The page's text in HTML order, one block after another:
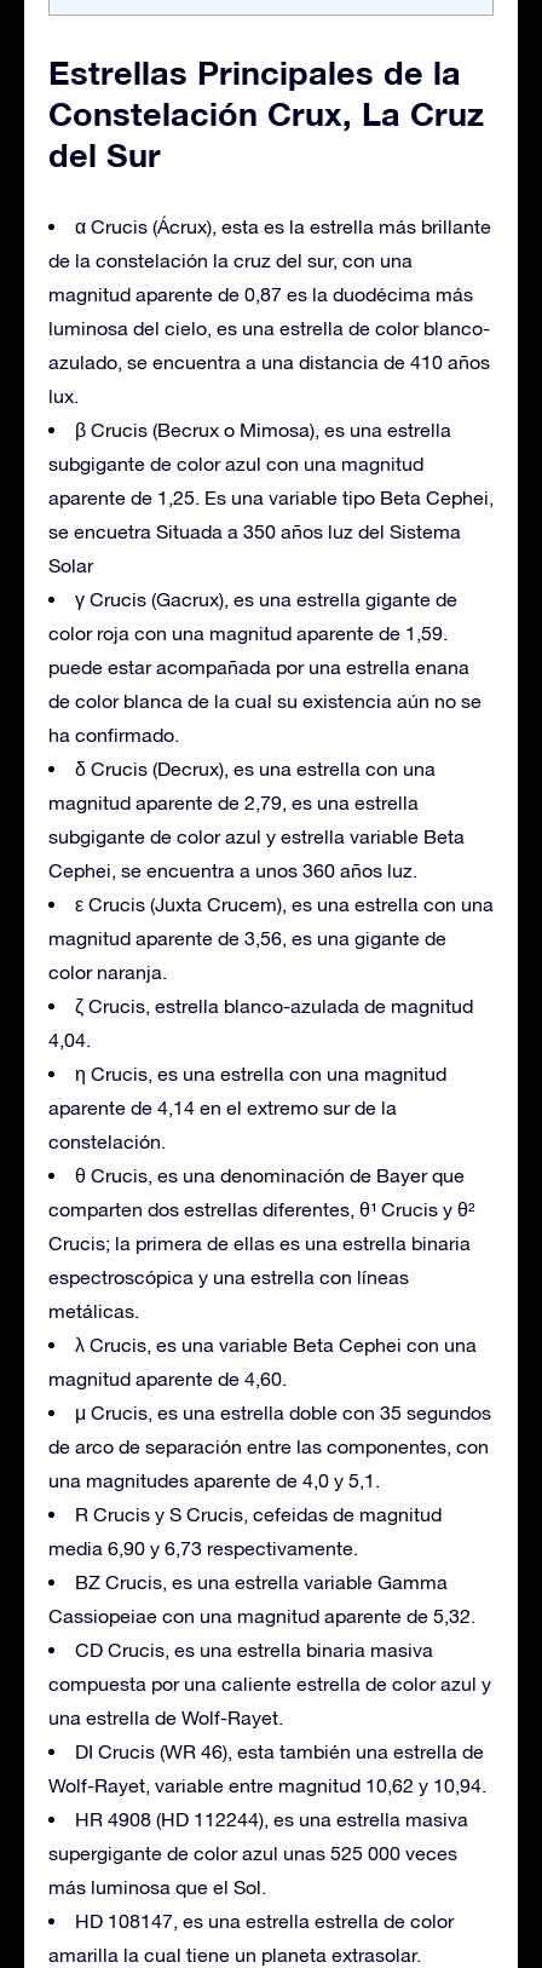
Estrellas Principales de la
Constelación Crux, La Cruz
del Sur
α Crucis (Ácrux), esta es la estrella más brillante
de la constelación la cruz del sur, con una
magnitud aparente de 0,87 es la duodécima más
luminosa del cielo, es una estrella de color blanco-
azulado, se encuentra a una distancia de 410 años
lux.
β Crucis (Becrux o Mimosa), es una estrella
subgigante de color azul con una magnitud
aparente de 1,25. Es una variable tipo Beta Cephei,
se encuetra Situada a 350 años luz del Sistema
Solar
γ Crucis (Gacrux), es una estrella gigante de
color roja con una magnitud aparente de 1,59.
puede estar acompañada por una estrella enana
de color blanca de la cual su existencia aún no se
ha confirmado.
δ Crucis (Decrux), es una estrella con una
magnitud aparente de 2,79, es una estrella
subgigante de color azul y estrella variable Beta
Cephei, se encuentra a unos 360 años luz.
ε Crucis (Juxta Crucem), es una estrella con una
magnitud aparente de 3,56, es una gigante de
color naranja.
ζ Crucis, estrella blanco-azulada de magnitud
4,04.
η Crucis, es una estrella con una magnitud
aparente de 4,14 en el extremo sur de la
constelación.
θ Crucis, es una denominación de Bayer que
comparten dos estrellas diferentes, θ¹ Crucis y θ²
Crucis; la primera de ellas es una estrella binaria
espectroscópica y una estrella con líneas
metálicas.
λ Crucis, es una variable Beta Cephei con una
magnitud aparente de 4,60.
μ Crucis, es una estrella doble con 35 segundos
de arco de separación entre las componentes, con
una magnitudes aparente de 4,0 y 5,1.
R Crucis y S Crucis, cefeidas de magnitud
media 6,90 y 6,73 respectivamente.
BZ Crucis, es una estrella variable Gamma
Cassiopeiae con una magnitud aparente de 5,32.
CD Crucis, es una estrella binaria masiva
compuesta por una caliente estrella de color azul y
una estrella de Wolf-Rayet.
DI Crucis (WR 46), esta también una estrella de
Wolf-Rayet, variable entre magnitud 10,62 y 10,94.
HR 4908 (HD 112244), es una estrella masiva
supergigante de color azul unas 525 000 veces
más luminosa que el Sol.
HD 108147, es una estrella estrella de color
amarilla la cual tiene un planeta extrasolar.